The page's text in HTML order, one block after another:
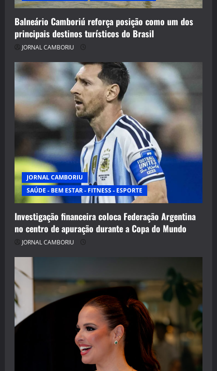
Balneário Camboriú reforça posição como um dos
principais destinos turísticos do Brasil
JORNAL CAMBORIU
JORNAL CAMBORIU
SAÚDE - BEM ESTAR - FITNESS - ESPORTE
Investigação financeira coloca Federação Argentina
no centro de apuração durante a Copa do Mundo
JORNAL CAMBORIU